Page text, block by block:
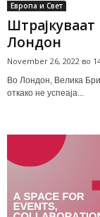
Европа и Свет
Лондон
November 26, 2022 во
Во Лондон, Велика
откако не успеаја...